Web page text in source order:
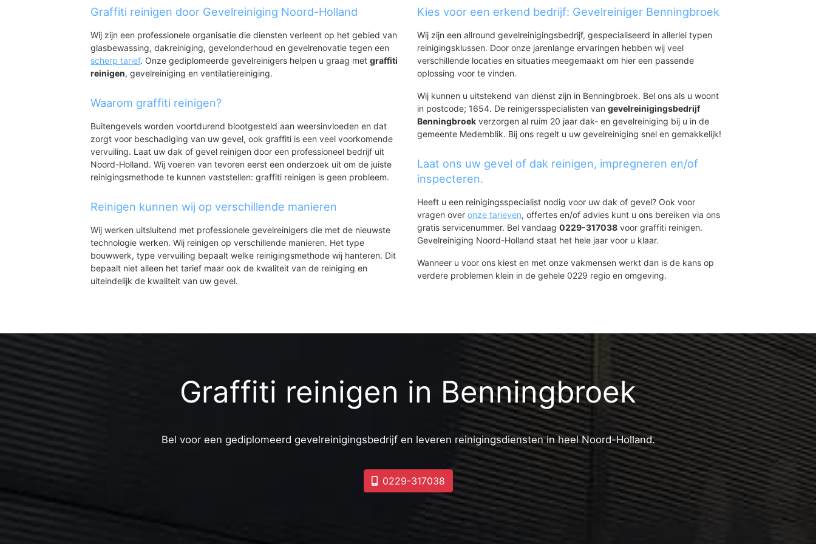
Sijbekarspel
Benningbroek-West
Benningbroek-Oost
Graffiti reinigen door Gevelreiniging Noord-Holland
Wij zijn een professionele organisatie die diensten verleent op het gebied van
glasbewassing, dakreiniging, gevelonderhoud en gevelrenovatie tegen een
scherp tarief. Onze gediplomeerde gevelreinigers helpen u graag metgraffiti
reinigen, gevelreiniging en ventilatiereiniging.
Waarom graffiti reinigen?
Buitengevels worden voortdurend blootgesteld aan weersinvloeden en dat
zorgt voor beschadiging van uw gevel, ook graffiti is een veel voorkomende
vervuiling. Laat uw dak of gevel reinigen door een professioneel bedrijf uit
Noord-Holland. Wij voeren van tevoren eerst een onderzoek uit om de juiste
reinigingsmethode te kunnen vaststellen: graffiti reinigen is geen probleem.
Reinigen kunnen wij op verschillende manieren
Wij werken uitsluitend met professionele gevelreinigers die met de nieuwste
technologie werken. Wij reinigen op verschillende manieren. Het type
bouwwerk, type vervuiling bepaalt welke reinigingsmethode wij hanteren. Dit
bepaalt niet alleen het tarief maar ook de kwaliteit van de reiniging en
uiteindelijk de kwaliteit van uw gevel.
Kies voor een erkend bedrijf: Gevelreiniger Benningbroek
Wij zijn een allround gevelreinigingsbedrijf, gespecialiseerd in allerlei typen
reinigingsklussen. Door onze jarenlange ervaringen hebben wij veel
verschillende locaties en situaties meegemaakt om hier een passende
oplossing voor te vinden.
Wij kunnen u uitstekend van dienst zijn in Benningbroek. Bel ons als u woont
in postcode; 1654. De reinigersspecialisten van gevelreinigingsbedrijf
Benningbroek verzorgen al ruim 20 jaar dak- en gevelreiniging bij u in de
gemeente Medemblik. Bij ons regelt u uw gevelreiniging snel en gemakkelijk!
Laat ons uw gevel of dak reinigen, impregneren en/of
inspecteren.
Heeft u een reinigingsspecialist nodig voor uw dak of gevel? Ook voor
vragen over onze tarieven, offertes en/of advies kunt u ons bereiken via ons
gratis servicenummer. Bel vandaag 0229-317038 voor graffiti reinigen.
Gevelreiniging Noord-Holland staat het hele jaar voor u klaar.
Wanneer u voor ons kiest en met onze vakmensen werkt dan is de kans op
verdere problemen klein in de gehele 0229 regio en omgeving.
Graffiti reinigen in Benningbroek
Bel voor een gediplomeerd gevelreinigingsbedrijf en leveren reinigingsdiensten in heel Noord-Holland.
0229-317038